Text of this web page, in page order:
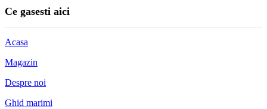
Ce gasesti aici
Acasa
Magazin
Despre noi
Ghid marimi